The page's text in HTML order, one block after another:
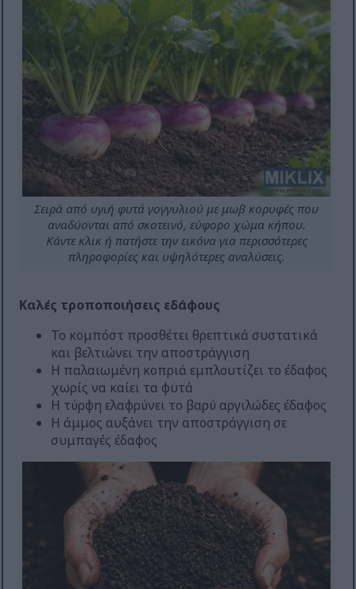
Σειρά από υγιή φυτά γογγυλιού με μωβ κορυφές που
αναδύονται από σκοτεινό, εύφορο χώμα κήπου.
Κάντε κλικ ή πατήστε την εικόνα για περισσότερες
πληροφορίες και υψηλότερες αναλύσεις.
Καλές τροποποιήσεις εδάφους
Το κομπόστ προσθέτει θρεπτικά συστατικά
και βελτιώνει την αποστράγγιση
Η παλαιωμένη κοπριά εμπλουτίζει το έδαφος
χωρίς να καίει τα φυτά
Η τύρφη ελαφρύνει το βαρύ αργιλώδες έδαφος
Η άμμος αυξάνει την αποστράγγιση σε
συμπαγές έδαφος